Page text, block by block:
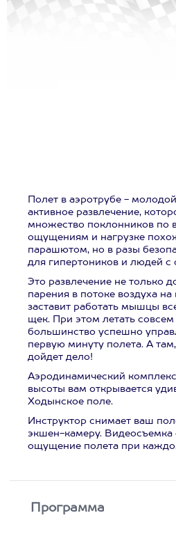
Полет в аэротрубе -
активное развлечение,
множество поклонников по
ощущениям и нагрузке
парашютом, но в разы
для гипертоников и людей
Это развлечение не только
парения в потоке воздуха
заставит работать мышцы
щек. При этом летать
большинство успешно
первую минуту полета. А
дойдет дело!
Аэродинамический
высоты вам открывается
Ходынское поле.
Инструктор снимает ваш
экшен-камеру. Видеосъемка
ощущение полета при
Программа